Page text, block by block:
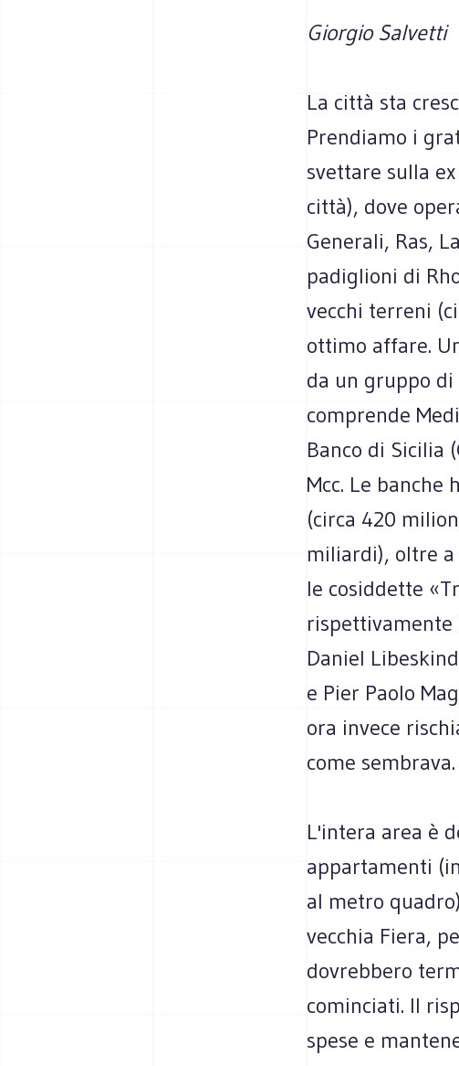
Giorgio Salvetti
La città sta
Prendiamo i
svettare sulla
città), dove
Generali, Ras,
padiglioni di
vecchi terreni
ottimo affare.
da un gruppo di
comprende
Banco di Sicilia
Mcc. Le
(circa 420
miliardi), oltre
le cosiddette
Daniel
e Pier Paolo
ora invece
come sembrava.
L'intera area è
appartamenti
al metro
vecchia Fiera,
dovrebbero
cominciati. Il
spese e